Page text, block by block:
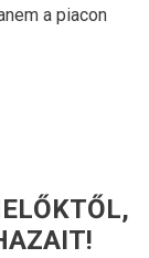
a piacon